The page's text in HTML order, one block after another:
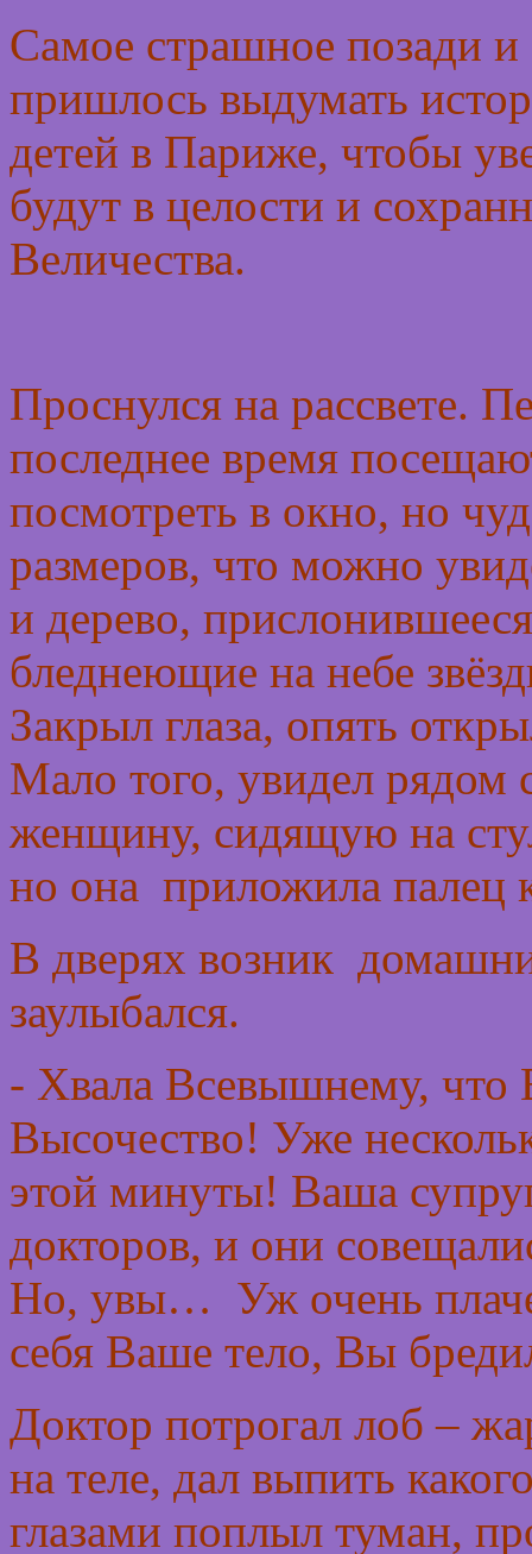
Самое страшное позади
пришлось выдумать
детей в Париже, чтобы
будут в целости и
Величества.
Проснулся на рассвете.
последнее время
посмотреть в окно, но
размеров, что можно
и дерево,
бледнеющие на небе
Закрыл глаза, опять
Мало того, увидел рядом
женщину, сидящую на
но она приложила палец
В дверях возник
заулыбался.
- Хвала Всевышнему,
Высочество! Уже
этой минуты! Ваша
докторов, и они
Но, увы… Уж очень
себя Ваше тело, Вы
Доктор потрогал лоб –
на теле, дал выпить
глазами поплыл туман,